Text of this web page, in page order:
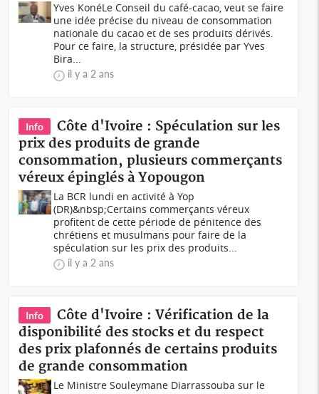
Yves KonéLe Conseil du café-cacao, veut se faire
une idée précise du niveau de consommation
nationale du cacao et de ses produits dérivés.
Pour ce faire, la structure, présidée par Yves
Bira...
il y a 2 ans
Info
Côte d'Ivoire : Spéculation sur les
prix des produits de grande
consommation, plusieurs commerçants
véreux épinglés à Yopougon
La BCR lundi en activité à Yop
(DR)&nbsp;Certains commerçants véreux
profitent de cette période de pénitence des
chrétiens et musulmans pour faire de la
spéculation sur les prix des produits...
il y a 2 ans
Info
Côte d'Ivoire : Vérification de la
disponibilité des stocks et du respect
des prix plafonnés de certains produits
de grande consommation
Le Ministre Souleymane Diarrassouba sur le